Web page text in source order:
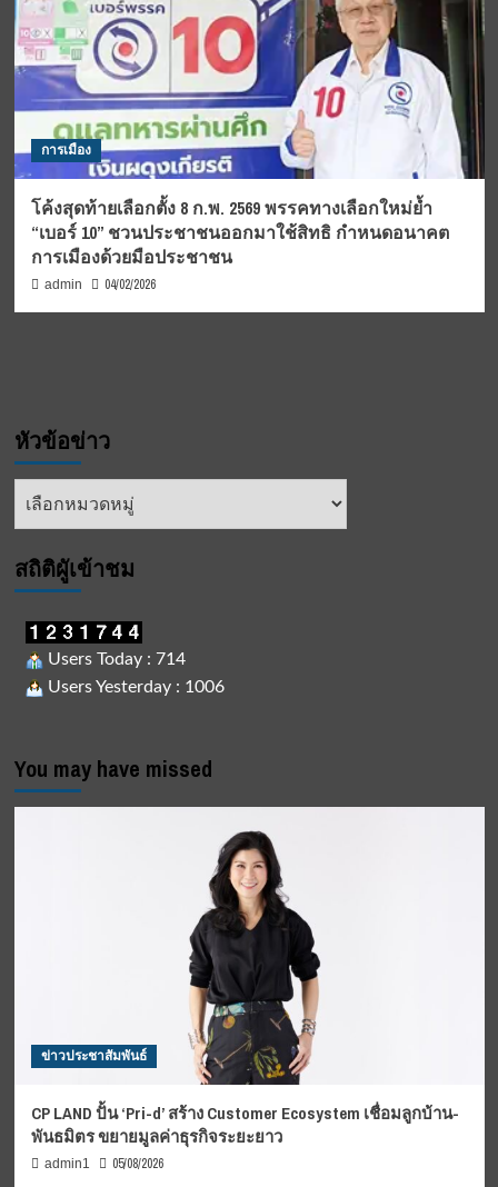
การเมือง
โค้งสุดท้ายเลือกตั้ง 8 ก.พ. 2569 พรรคทางเลือกใหม่ย้ำ
“เบอร์ 10” ชวนประชาชนออกมาใช้สิทธิ กำหนดอนาคต
การเมืองด้วยมือประชาชน
admin 04/02/2026
หัวข้อข่าว
หัวข้อ
สถิติผูัเข้าชม
Users Today : 714
Users Yesterday : 1006
You may have missed
ข่าวประชาสัมพันธ์
CP LAND ปั้น ‘Pri-d’ สร้าง Customer Ecosystem เชื่อมลูกบ้าน-
พันธมิตร ขยายมูลค่าธุรกิจระยะยาว
admin1 05/08/2026